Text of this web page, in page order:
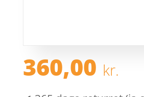
360,00 kr.